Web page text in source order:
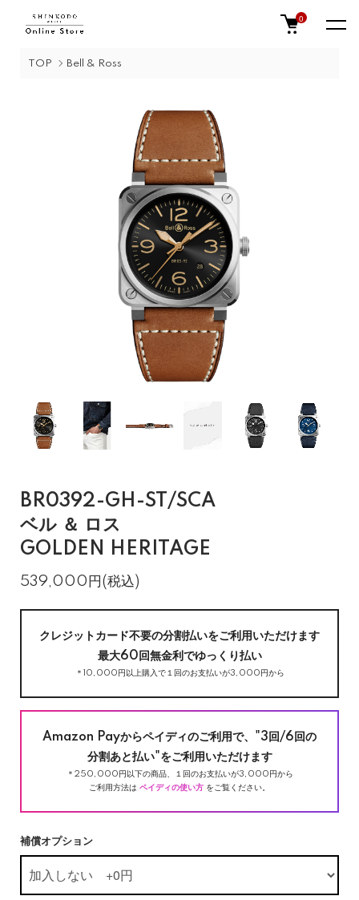
0
TOP Bell & Ross
BR0392-GH-ST/SCA
ベル ＆ ロス
GOLDEN HERITAGE
539,000円(税込)
クレジットカード不要の分割払いをご利用いただけます
最大60回無金利でゆっくり払い
＊10,000円以上購入で１回のお支払いが3,000円から
Amazon Payからペイディのご利用で、"3回/6回の
分割あと払い"をご利用いただけます
＊250,000円以下の商品、１回のお支払いが3,000円から
ご利用方法は ペイディの使い方 をご覧ください。
補償オプション